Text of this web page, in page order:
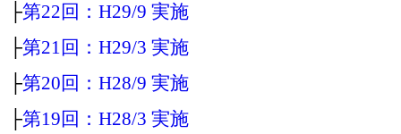
├第22回：H29/9 実施
├第21回：H29/3 実施
├第20回：H28/9 実施
├第19回：H28/3 実施